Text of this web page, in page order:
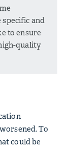
and
to ensure
quality
To
could be